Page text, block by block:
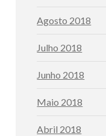
Agosto 2018
Julho 2018
Junho 2018
Maio 2018
Abril 2018